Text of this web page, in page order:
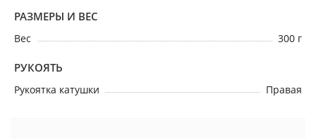
РАЗМЕРЫ И ВЕС
Вес 300 г
РУКОЯТЬ
Рукоятка катушки Правая